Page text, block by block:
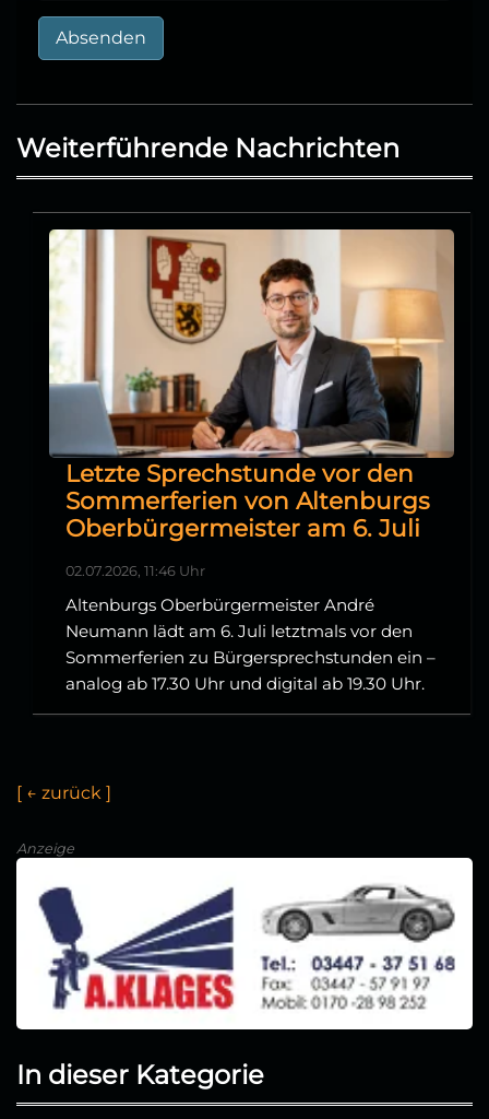
Absenden
Weiterführende Nachrichten
Letzte Sprechstunde vor den
Sommerferien von Altenburgs
Oberbürgermeister am 6. Juli
02.07.2026, 11:46 Uhr
Altenburgs Oberbürgermeister André
Neumann lädt am 6. Juli letztmals vor den
Sommerferien zu Bürgersprechstunden ein –
analog ab 17.30 Uhr und digital ab 19.30 Uhr.
[ ← zu ück ]
Anzeige
In dieser Kategorie